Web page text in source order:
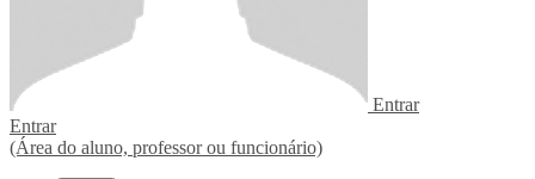
Entrar
Entrar
(Área do aluno, professor ou funcionário)